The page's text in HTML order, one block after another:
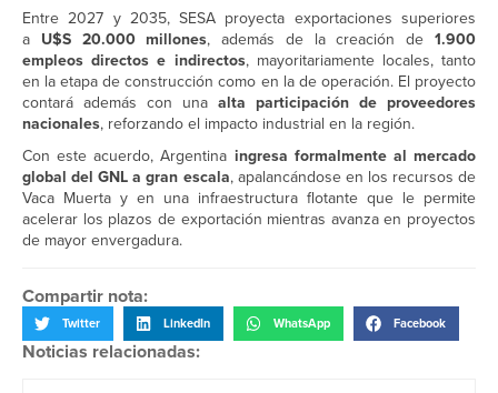
Entre 2027 y 2035, SESA proyecta exportaciones superiores
a U$S 20.000 millones, además de la creación de1.900
empleos directos e indirectos, mayoritariamente locales, tanto
en la etapa de construcción como en la de operación. El proyecto
contará además con una alta participación de proveedores
nacionales, reforzando el impacto industrial en la región.
Con este acuerdo, Argentina ingresa formalmente al mercado
global del GNL a gran escala, apalancándose en los recursos de
Vaca Muerta y en una infraestructura flotante que le permite
acelerar los plazos de exportación mientras avanza en proyectos
de mayor envergadura.
Compartir nota:
Twitter LinkedIn WhatsApp Facebook
Noticias relacionadas: